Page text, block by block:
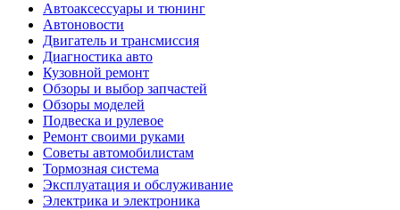
Автоаксессуары и тюнинг
Автоновости
Двигатель и трансмиссия
Диагностика авто
Кузовной ремонт
Обзоры и выбор запчастей
Обзоры моделей
Подвеска и рулевое
Ремонт своими руками
Советы автомобилистам
Тормозная система
Эксплуатация и обслуживание
Электрика и электроника